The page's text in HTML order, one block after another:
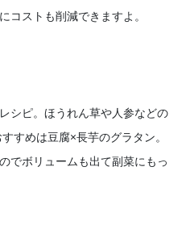
コストも削減できますよ。
シピ。ほうれん草や人参などの
すめは豆腐×長芋のグラタン。
でボリュームも出て副菜にもっ